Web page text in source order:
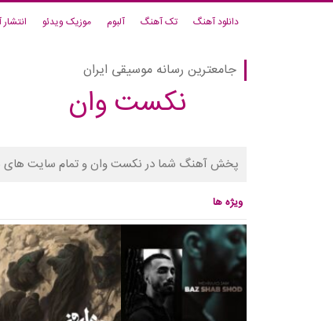
دانلود آهنگ تک آهنگ آلبوم موزیک ویدئو
جامعترین رسانه موسیقی ایران
نکست وان
پخش آهنگ شما در نکست وان و تمام سایت های
ویژه ها